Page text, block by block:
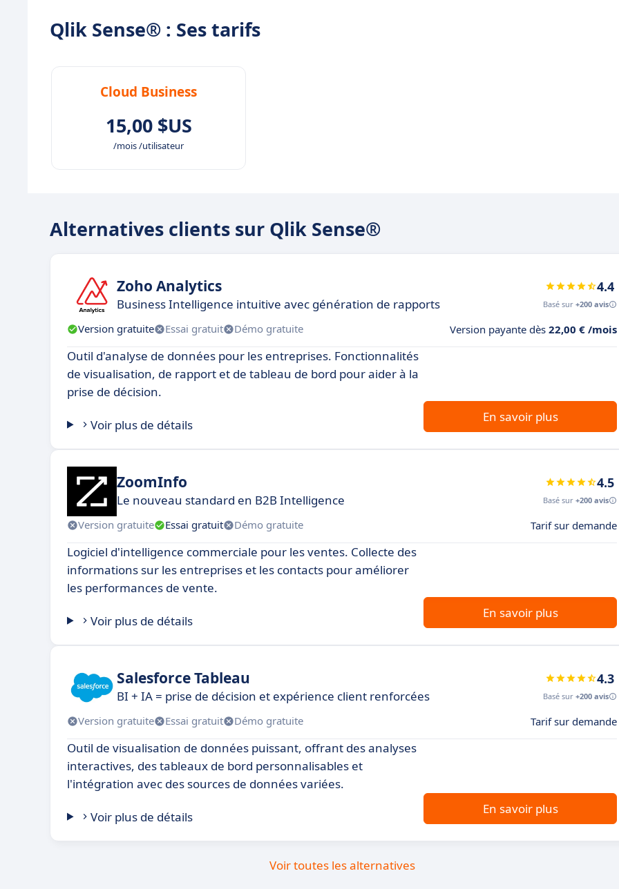
Qlik Sense® : Ses tarifs
Cloud Business
15,00 $US
/mois /utilisateur
Alternatives clients sur Qlik Sense®
Zoho Analytics
Business Intelligence intuitive avec génération de rapports
4.4
Basé sur +200 avis
Version gratuite Essai gratuit Démo gratuite Version payante dès 22,00 € /mois
Outil d'analyse de données pour les entreprises. Fonctionnalités
de visualisation, de rapport et de tableau de bord pour aider à la
prise de décision.
Voir plus de détails
En savoir plus
ZoomInfo
Le nouveau standard en B2B Intelligence
4.5
Basé sur +200 avis
Version gratuite Essai gratuit Démo gratuite Tarif sur demande
Logiciel d'intelligence commerciale pour les ventes. Collecte des
informations sur les entreprises et les contacts pour améliorer
les performances de vente.
Voir plus de détails
En savoir plus
Salesforce Tableau
BI + IA = prise de décision et expérience client renforcées
4.3
Basé sur +200 avis
Version gratuite Essai gratuit Démo gratuite Tarif sur demande
Outil de visualisation de données puissant, offrant des analyses
interactives, des tableaux de bord personnalisables et
l'intégration avec des sources de données variées.
Voir plus de détails
En savoir plus
Voir toutes les alternatives